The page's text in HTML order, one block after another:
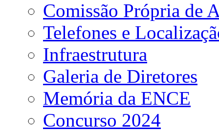
Comissão Própria de
Telefones e
Infraestrutura
Galeria de Diretores
Memória da ENCE
Concurso 2024